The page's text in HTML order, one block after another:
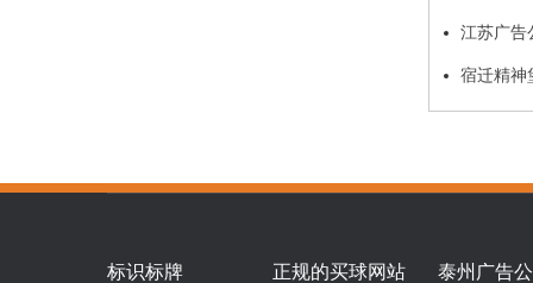
江苏广告
宿迁精神
标识标牌 正规的买球网站 泰州广告